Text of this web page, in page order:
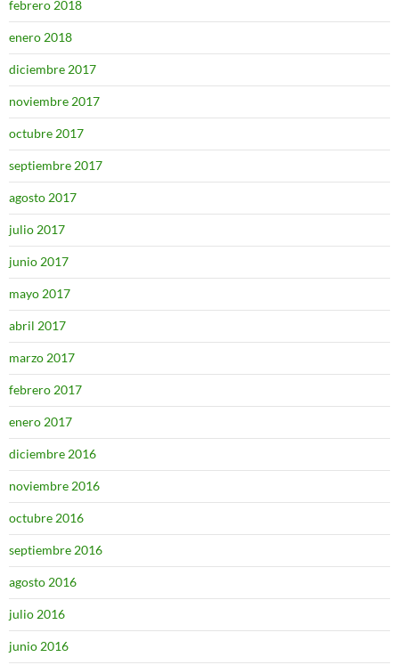
febrero 2018
enero 2018
diciembre 2017
noviembre 2017
octubre 2017
septiembre 2017
agosto 2017
julio 2017
junio 2017
mayo 2017
abril 2017
marzo 2017
febrero 2017
enero 2017
diciembre 2016
noviembre 2016
octubre 2016
septiembre 2016
agosto 2016
julio 2016
junio 2016